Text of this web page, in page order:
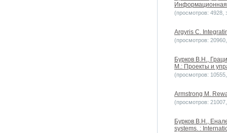
Информационная
(просмотров: 4928,
Argyris C.
(просмотров:
Бурков B.H.,
М.: Проекты и
(просмотров:
Armstrong M.
(просмотров:
Бурков B.H.,
systems. :